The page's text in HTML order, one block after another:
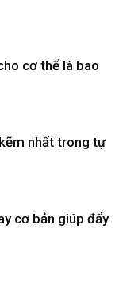
cơ thể là bao
nhất trong tự
cơ bản giúp đẩy